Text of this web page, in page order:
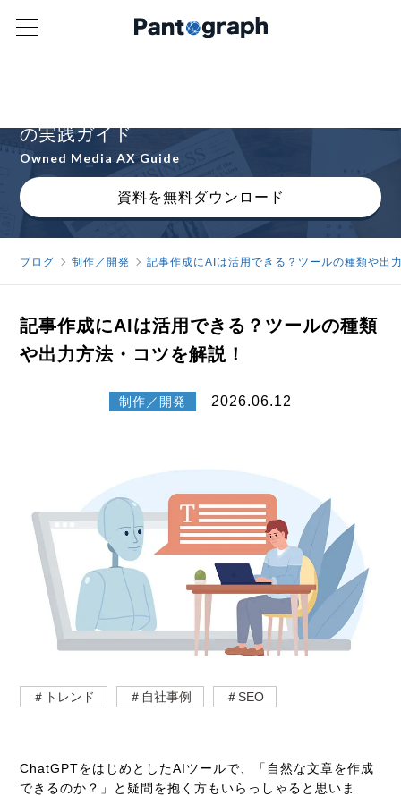
の実践ガイド
Owned Media AX Guide
資料を無料ダウンロード
ブログ 制作／開発 記事作成にAIは活用できる？ツールの種類や出
記事作成にAIは活用できる？ツールの種類
や出力方法・コツを解説！
制作／開発 2026.06.12
＃トレンド ＃自社事例 ＃SEO
ChatGPTをはじめとしたAIツールで、「自然な文章を作成
できるのか？」と疑問を抱く方もいらっしゃると思いま